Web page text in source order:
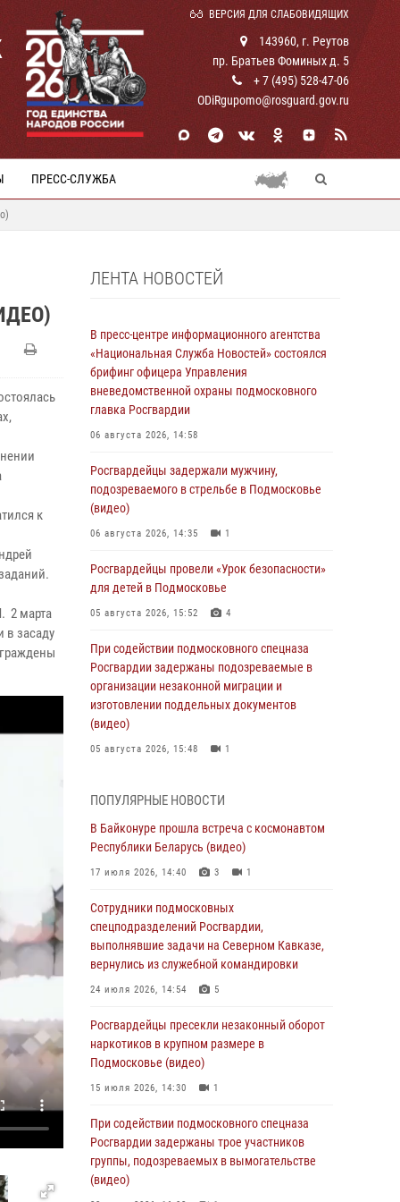
ВЕРСИЯ ДЛЯ СЛАБОВИДЯЩИХ
143960, г. Реутов
пр. Братьев Фоминых д. 5
+ 7 (495) 528-47-06
ODiRgupomo@rosguard.gov.ru
ПРЕСС-СЛУЖБА
к
2 марта
в засаду
ЛЕНТА НОВОСТЕЙ
В пресс-центре информационного агентства
«Национальная Служба Новостей» состоялся
брифинг офицера Управления
вневедомственной охраны подмосковного
главка Росгвардии
06 августа 2026, 14:58
Росгвардейцы задержали мужчину,
подозреваемого в стрельбе в Подмосковье
(видео)
06 августа 2026, 14:35 1
Росгвардейцы провели «Урок безопасности»
для детей в Подмосковье
05 августа 2026, 15:52 4
При содействии подмосковного спецназа
Росгвардии задержаны подозреваемые в
организации незаконной миграции и
изготовлении поддельных документов
(видео)
05 августа 2026, 15:48 1
супермаркета в Подмосковье (видео)
03 августа 2026, 15:32 1
Росгвардейцы пресекли кражу сантехники,
Подмосковье (видео)
03 августа 2026, 15:08 1
В Подмосковье отметили годовщину со Дня
образования ОМОН «Пересвет»
Офицер подмосковного главка Росгвардии
стал гостем эфира «Радио 1»
01 августа 2026, 17:57
Росгвардейцы задержали рецидивиста,
подозреваемого в краже на крупную сумму в
Подмосковье
31 июля 2026, 13:00
ПОПУЛЯРНЫЕ НОВОСТИ
В Байконуре прошла встреча с космонавтом
Республики Беларусь (видео)
17 июля 2026, 14:40 3 1
Сотрудники подмосковных
спецподразделений Росгвардии,
выполнявшие задачи на Северном Кавказе,
вернулись из служебной командировки
24 июля 2026, 14:54 5
Росгвардейцы пресекли незаконный оборот
наркотиков в крупном размере в
Подмосковье (видео)
15 июля 2026, 14:30 1
При содействии подмосковного спецназа
Росгвардии задержаны трое участников
группы, подозреваемых в вымогательстве
(видео)